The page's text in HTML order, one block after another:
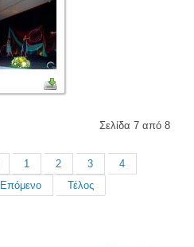
Σελίδα 7 από 8
1 2 3
4
Επόμενο Τέλος